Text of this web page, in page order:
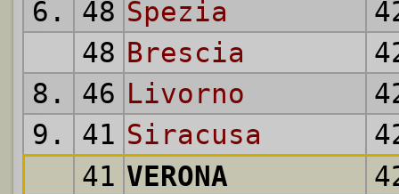
6.
48 Spezia
48 Brescia
8.
46 Livorno
9.
41 Siracusa
41 VERONA